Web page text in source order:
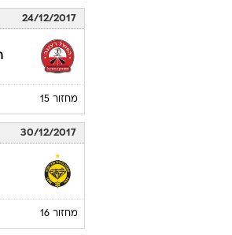
24/12/2017
מחזור 15
30/12/2017
מחזור 16